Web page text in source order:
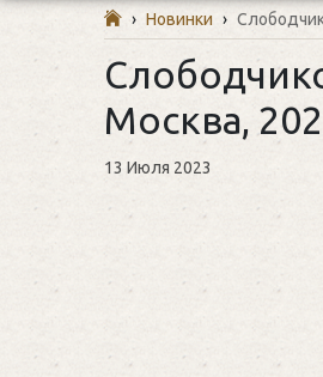
› Новинки ›
Москва,
13 Июля 2023